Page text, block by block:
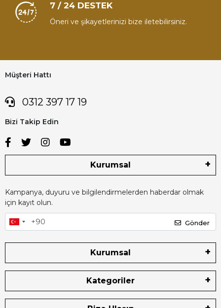
7 / 24 DESTEK
Öneri ve şikayetlerinizi bize iletebilirsiniz.
Müşteri Hattı
0312 397 17 19
Bizi Takip Edin
Kurumsal
Kampanya, duyuru ve bilgilendirmelerden haberdar olmak
için kayıt olun.
Gönder
Kurumsal
Kategoriler